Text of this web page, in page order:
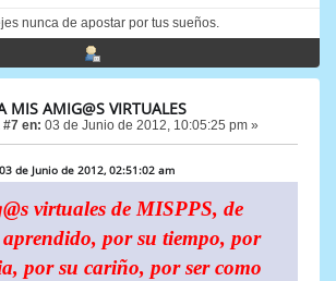
nunca de apostar por tus sueños.
MIS AMIG@S VIRTUALES
en: 03 de Junio de 2012, 10:05:25 pm »
de Junio de 2012, 02:51:02 am
virtuales de MISPPS, de
aprendido, por su tiempo, por
por su cariño, por ser como